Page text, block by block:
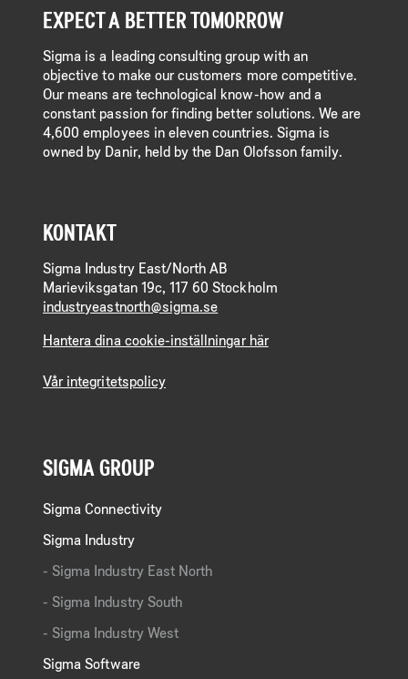
EXPECT A BETTER TOMORROW
Sigma is a leading consulting group with an
objective to make our customers more competitive.
Our means are technological know-how and a
constant passion for finding better solutions. We are
4,600 employees in eleven countries. Sigma is
owned by Danir, held by the Dan Olofsson family.
KONTAKT
Sigma Industry East/North AB
Marieviksgatan 19c, 117 60 Stockholm
industryeastnorth@sigma.se
Hantera dina cookie-inställningar här
Vår integritetspolicy
SIGMA GROUP
Sigma Connectivity
Sigma Industry
Sigma Industry East North
Sigma Industry South
Sigma Industry West
Sigma Software